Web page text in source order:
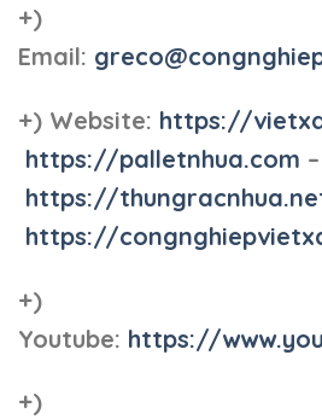
+)
Email:
+) Website: https://
https://palletnhua.com –
https://
https://
+)
Youtube: https://
+)